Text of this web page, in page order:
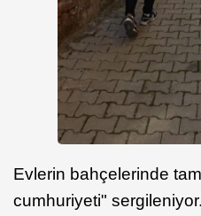
Evlerin bahçelerinde
cumhuriyeti"